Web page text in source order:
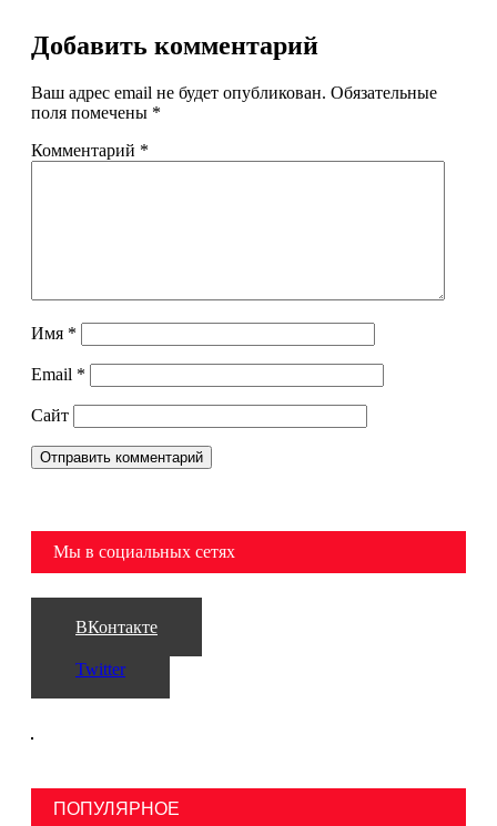
Добавить комментарий
Ваш адрес email не будет опубликован. Обязательные
поля помечены *
Комментарий *
Имя *
Email *
Сайт
Мы в социальных сетях
ВКонтакте
Twitter
ПОПУЛЯРНОЕ